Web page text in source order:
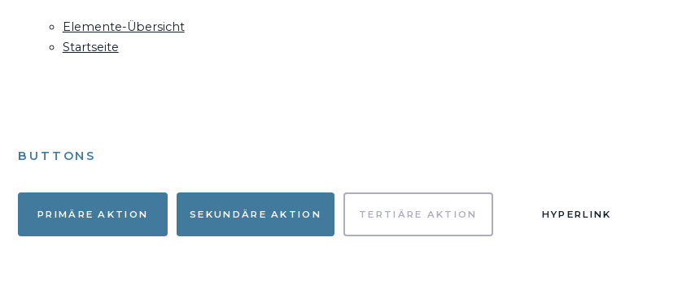
Elemente-Übersicht
Startseite
BUTTONS
PRIMÄRE AKTION SEKUNDÄRE AKTION TERTIÄRE AKTION HYPERLINK